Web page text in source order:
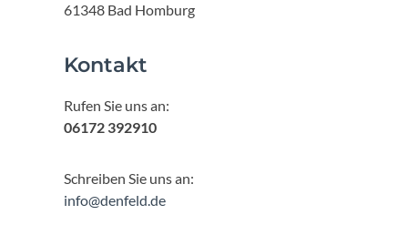
61348 Bad Homburg
Kontakt
Rufen Sie uns an:
06172 392910
Schreiben Sie uns an:
info@denfeld.de